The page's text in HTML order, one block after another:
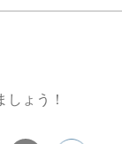
しょう！